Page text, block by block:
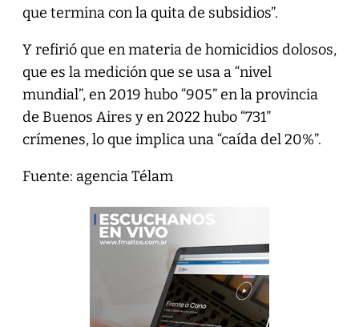
que termina con la quita de subsidios”.
Y refirió que en materia de homicidios dolosos,
que es la medición que se usa a “nivel
mundial”, en 2019 hubo “905” en la provincia
de Buenos Aires y en 2022 hubo “731”
crímenes, lo que implica una “caída del 20%”.
Fuente: agencia Télam